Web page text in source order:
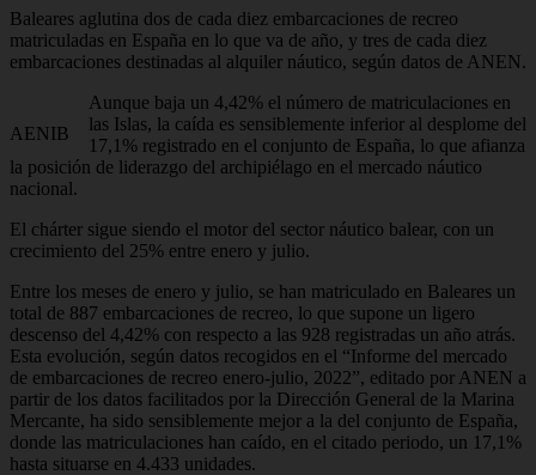
Baleares aglutina dos de cada diez embarcaciones de recreo
matriculadas en España en lo que va de año, y tres de cada diez
embarcaciones destinadas al alquiler náutico, según datos de ANEN.
AENIB
Aunque baja un 4,42% el número de matriculaciones en
las Islas, la caída es sensiblemente inferior al desplome del
17,1% registrado en el conjunto de España, lo que afianza
la posición de liderazgo del archipiélago en el mercado náutico
nacional.
El chárter sigue siendo el motor del sector náutico balear, con un
crecimiento del 25% entre enero y julio.
Entre los meses de enero y julio, se han matriculado en Baleares un
total de 887 embarcaciones de recreo, lo que supone un ligero
descenso del 4,42% con respecto a las 928 registradas un año atrás.
Esta evolución, según datos recogidos en el “Informe del mercado
de embarcaciones de recreo enero-julio, 2022”, editado por ANEN a
partir de los datos facilitados por la Dirección General de la Marina
Mercante, ha sido sensiblemente mejor a la del conjunto de España,
donde las matriculaciones han caído, en el citado periodo, un 17,1%
hasta situarse en 4.433 unidades.